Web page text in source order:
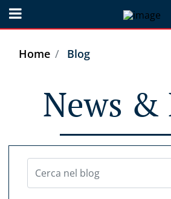
Open menu
Home Blog
News &